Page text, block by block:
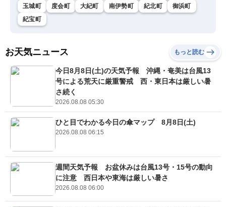
玉城町 度会町 大紀町 南伊勢町 紀北町
御浜町
紀宝町
お天気ニュース もっと読む
今日8月8日(土)の天気予報 沖縄・奄美は台風13
号による荒天に厳重警戒 西・東日本は厳しい暑
さ続く
2026.08.08 05:30
ひと目でわかる今日の傘マップ 8月8日(土)
2026.08.08 06:15
週間天気予報 お盆休みは台風13号・15号の動向
に注意 西日本や東海は厳しい暑さ
2026.08.08 06:00